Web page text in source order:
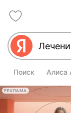
Поиск Алиса
РЕКЛАМА